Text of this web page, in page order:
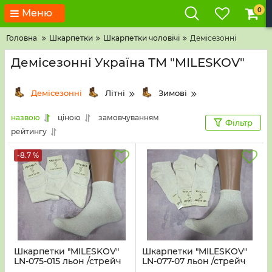
Меню 0
Головна Шкарпетки Шкарпетки чоловічі Демісезонні
Демісезонні Україна ТМ "MILESKOV"
Демісезонні Літні Зимові
назвою ціною
замовчуванням
рейтингу
Фільтр
-8.7 %
Шкарпетки "MILESKOV"
LN-075-015 льон /стрейч
Шкарпетки "MILESKOV"
LN-077-07 льон /стрейч